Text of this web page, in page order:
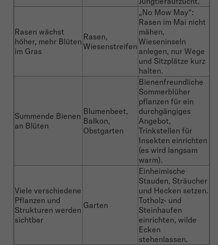
Rasen wächst
höher, mehr Blüten
im Gras
Rasen,
Wiesenstreifen
„No Mow May“:
Rasen im Mai nicht
mähen,
Wieseninseln
anlegen, nur Wege
und Sitzplätze kurz
halten.
Summende Bienen
an Blüten
Blumenbeet,
Balkon,
Obstgarten
Bienenfreundliche
Sommerblüher
pflanzen für ein
durchgängiges
Angebot,
Trinkstellen für
Insekten einrichten
(es wird langsam
warm).
Viele verschiedene
Pflanzen und
Strukturen werden
sichtbar
Garten
Einheimische
Stauden, Sträucher
und Hecken setzen.
Totholz- und
Steinhaufen
einrichten, wilde
Ecken
stehenlassen.